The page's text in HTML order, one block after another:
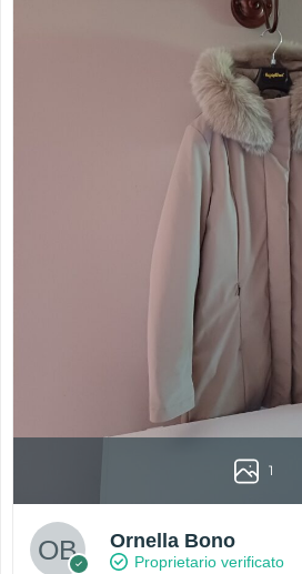
1
Ornella Bono
Proprietario verificato